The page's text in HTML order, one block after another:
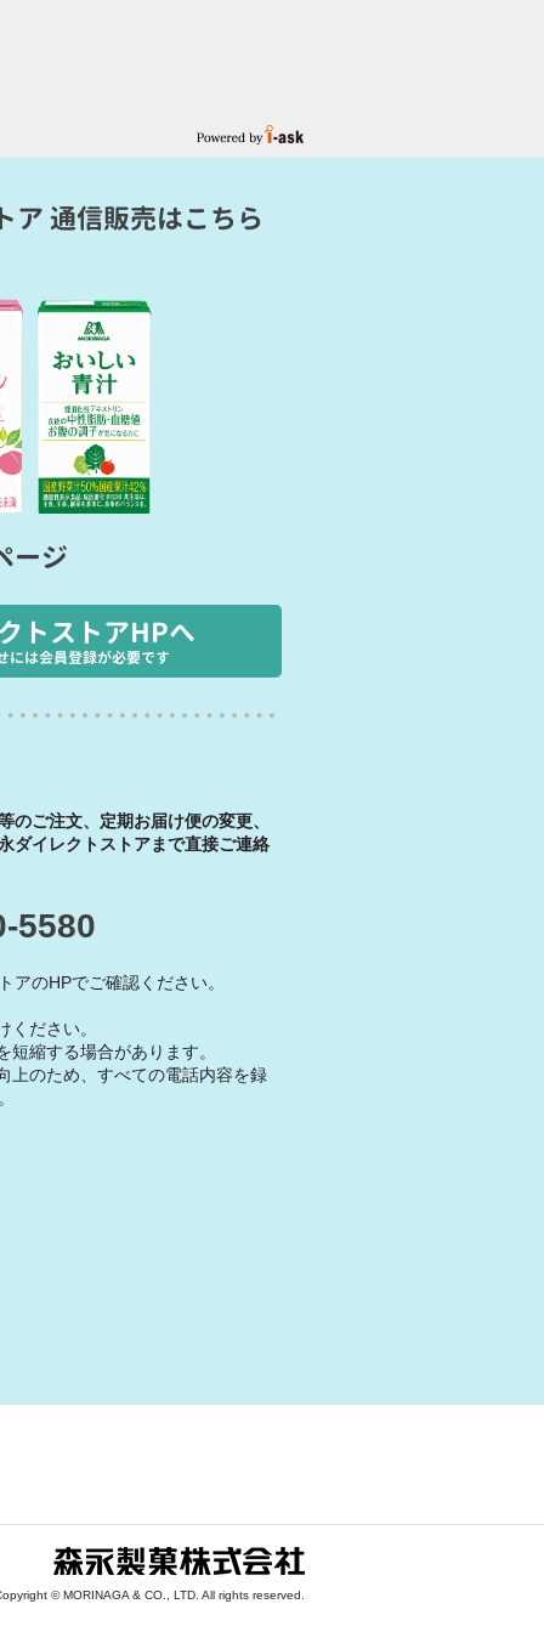
ア 通信販売はこちら
ージ
トストアHPへ
には会員登録が必要です
のご注文、定期お届け便の変更、
ダイレクトストアまで直接ご連絡
5580
アのHPでご確認ください。
ださい。
縮する場合があります。
上のため、すべての電話内容を録
© MORINAGA & CO., LTD. All rights reserved.